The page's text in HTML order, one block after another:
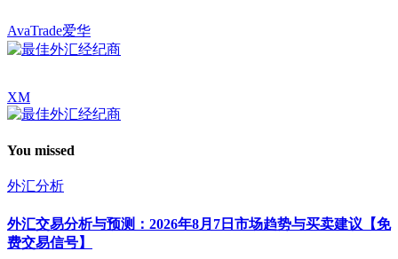
AvaTrade爱华
XM
You missed
外汇分析
外汇交易分析与预测：2026年8月7日市场趋势与买卖建议【免
费交易信号】